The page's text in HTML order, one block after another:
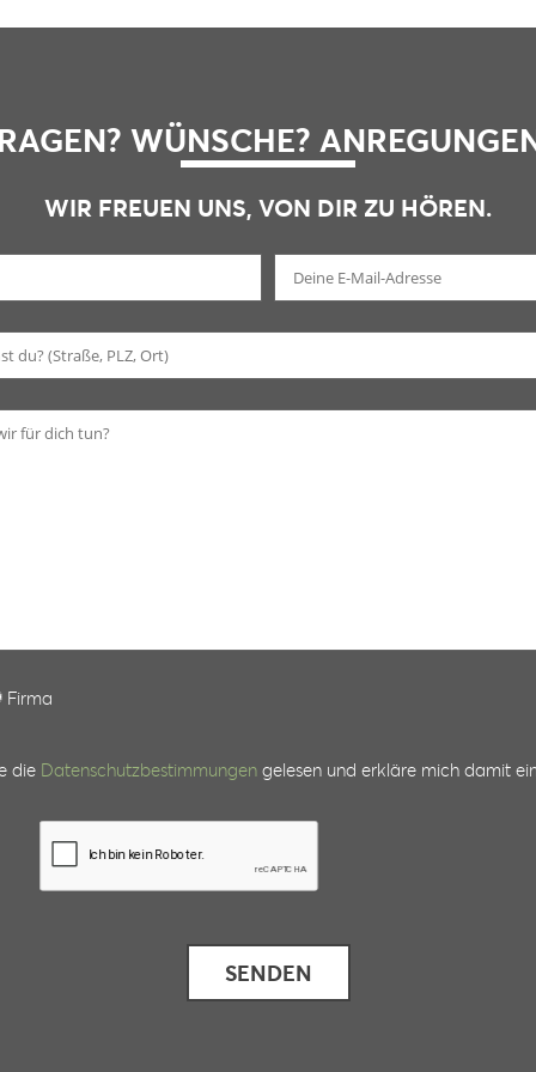
WÜNSCHE?
WIR FREUEN UNS, VON DIR ZU HÖREN.
Firma
die Datenschutzbestimmungen gelesen und erkläre mich damit